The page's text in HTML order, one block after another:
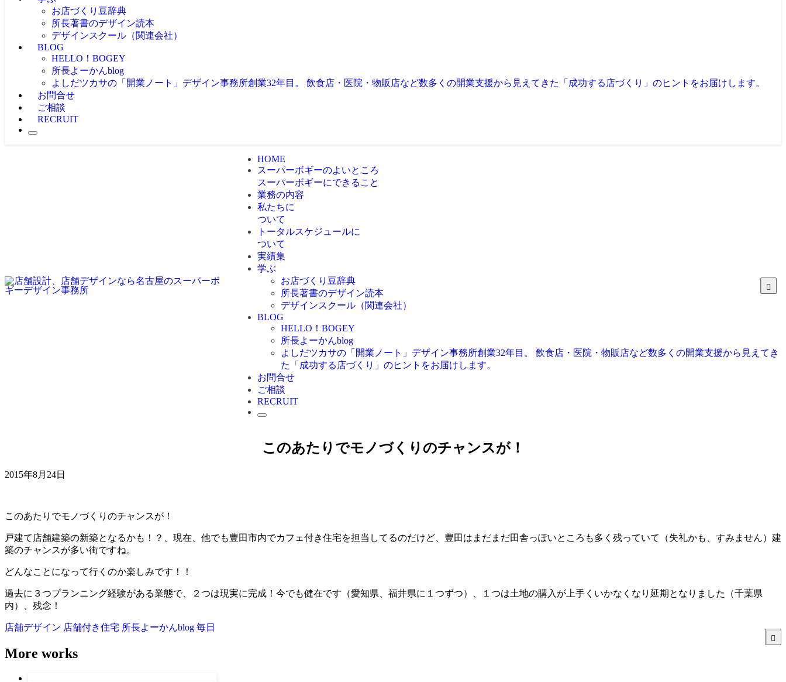
お店づくり豆辞典
所長著書のデザイン読本
デザインスクール（関連会社）
BLOG
HELLO！BOGEY
所長よーかんblog
よしだツカサの「開業ノート」 デザイン事務所創業32年目。 飲食店・医院・物販店など数多くの開業支援から見えてきた「成功する店づくり」のヒントをお届けします。
お問合せ
ご相談
RECRUIT
HOME
スーパーボギーのよいところ
スーパーボギーにできること
業務の内容
私たちに
ついて
トータルスケジュールに
ついて
実績集
学ぶ
お店づくり豆辞典
所長著書のデザイン読本
デザインスクール（関連会社）
BLOG
HELLO！BOGEY
所長よーかんblog
よしだツカサの「開業ノート」 デザイン事務所創業32年目。 飲食店・医院・物販店など数多くの開業支援から見えてき
た「成功する店づくり」のヒントをお届けします。
お問合せ
ご相談
RECRUIT
このあたりでモノづくりのチャンスが！
2015年8月24日
このあたりでモノづくりのチャンスが！
戸建て店舗建築の新築となるかも！？、現在、他でも豊田市内でカフェ付き住宅を担当してるのだけど、豊田はまだまだ田舎っぽいところも多く残っていて（失礼かも、すみません）建
築のチャンスが多い街ですね。
どんなことになって行くのか楽しみです！！
過去に３つプランニング経験がある業態で、２つは現実に完成！今でも健在です（愛知県、福井県に１つずつ）、１つは土地の購入が上手くいかなくなり延期となりました（千葉県
内）、残念！
店舗デザイン 店舗付き住宅 所長よーかんblog 毎日
More works